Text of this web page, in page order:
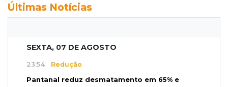
Últimas Notícias
SEXTA, 07 DE AGOSTO
23:54 Redução
Pantanal reduz desmatamento em 65% e